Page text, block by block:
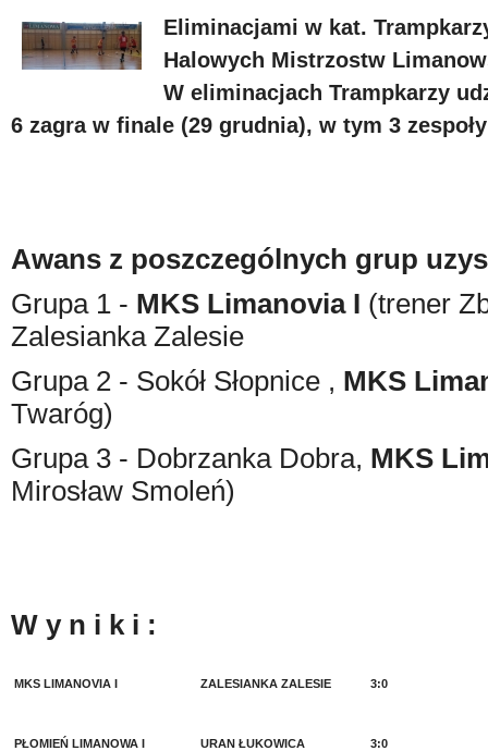
Eliminacjami w kat.
Halowych Mistrzostw
W eliminacjach Trampkarzy
6 zagra w finale (29 grudnia), w tym 3
Awans z poszczególnych grup
Grupa 1 - MKS Limanovia I (trener
Zalesianka Zalesie
Grupa 2 - Sokół Słopnice , MKS
Twaróg)
Grupa 3 - Dobrzanka Dobra, MKS
Mirosław Smoleń)
W y n i k i :
MKS LIMANOVIA I ZALESIANKA ZALESIE 3:0
PŁOMIEŃ LIMANOWA I URAN ŁUKOWICA 3:0